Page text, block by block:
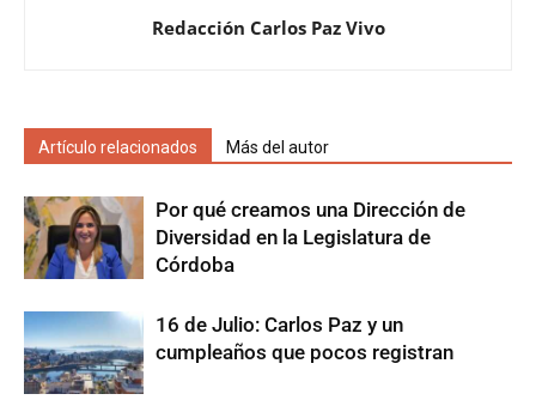
Redacción Carlos Paz Vivo
Artículo relacionados Más del autor
Por qué creamos una Dirección de
Diversidad en la Legislatura de
Córdoba
16 de Julio: Carlos Paz y un
cumpleaños que pocos registran